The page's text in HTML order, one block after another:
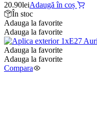
20.90leiAdaugă în coș
În stoc
Adauga la favorite
Adauga la favorite
Adauga la favorite
Adauga la favorite
Compara